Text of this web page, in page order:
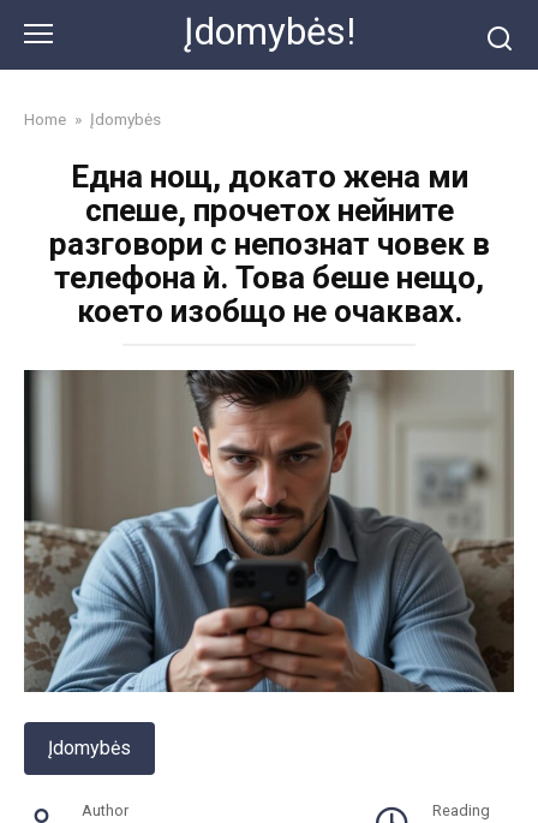
content
Įdomybės!
Home » Įdomybės
Една нощ, докато жена ми
спеше, прочетох нейните
разговори с непознат човек в
телефона ѝ. Това беше нещо,
което изобщо не очаквах.
Įdomybės
Author Reading